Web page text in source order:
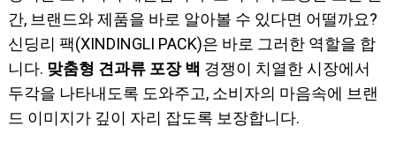
간, 브랜드와 제품을 바로 알아볼 수 있다면 어떨까요?
신딩리 팩(XINDINGLI PACK)은 바로 그러한 역할을 합
니다. 맞춤형 견과류 포장 백 경쟁이 치열한 시장에서
두각을 나타내도록 도와주고, 소비자의 마음속에 브랜
드 이미지가 깊이 자리 잡도록 보장합니다.